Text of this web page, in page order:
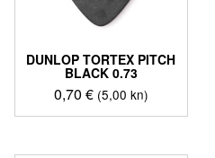
DUNLOP TORTEX PITCH
BLACK 0.73
0,70 € (5,00 kn)